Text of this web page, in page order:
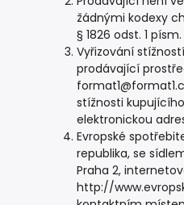
žádnými kodexy
§ 1826 odst. 1
Vyřizování
prodávající
stížnosti
elektronickou
Evropské
republika, se
Praha 2,
http://